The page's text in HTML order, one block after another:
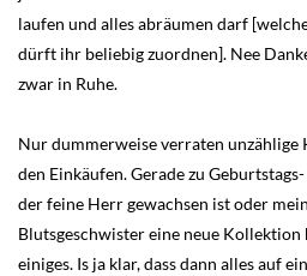
laufen und alles abräumen darf
dürft ihr beliebig zuordnen]. Nee
zwar in Ruhe.
Nur dummerweise verraten unzählige
den Einkäufen. Gerade zu
der feine Herr gewachsen ist oder
Blutsgeschwister eine neue Kollektion
einiges. Is ja klar, dass dann alles auf